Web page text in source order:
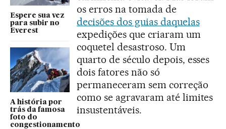
Espere sua vez
para subir no
Everest
A história por
trás da famosa
foto do
congestionamento
os erros na tomada de
decisões dos guias daquelas
expedições que criaram um
coquetel desastroso. Um
quarto de século depois, esses
dois fatores não só
permaneceram sem correção
como se agravaram até limites
insustentáveis.